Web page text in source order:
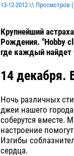
13-12-2012 \\ Просмотров (
Крупнейший
Рождения. "Hobby
где каждый найдет
14 декабря.
Ночь различных
джеи нашего города
соберутся вместе.
настроение
Изгибы
сердца.